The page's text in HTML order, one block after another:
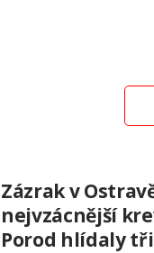
Zázrak v
nejvzácnější
Porod hlídaly